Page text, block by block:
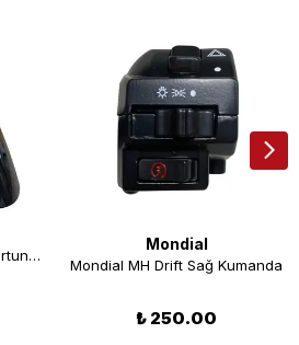
Mondial MH Drift - RMG Fortuna Ön Çamurluk Siyah
Mondial
Mondial MH Drift Sağ Kumanda
₺ 250.00